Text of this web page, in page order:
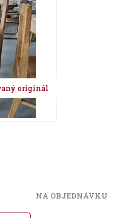
originál
NA OBJEDNÁVKU